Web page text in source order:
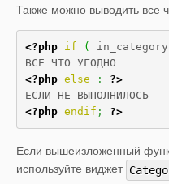
Также можно выводить все
<?php if ( in_category
<?php else :
?>
<?php endif ; ?>
Если вышеизложенный
используйте виджет